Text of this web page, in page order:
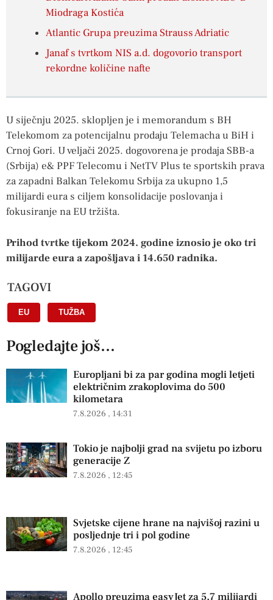
Miodraga Kostića
Atlantic Grupa preuzima Strauss Adriatic
Janaf s tvrtkom NIS a.d. dogovorio transport
rekordne količine nafte
U siječnju 2025. sklopljen je i memorandum s BH
Telekomom za potencijalnu prodaju Telemacha u BiH i
Crnoj Gori. U veljači 2025. dogovorena je prodaja SBB-a
(Srbija) e& PPF Telecomu i NetTV Plus te sportskih prava
za zapadni Balkan Telekomu Srbija za ukupno 1,5
milijardi eura s ciljem konsolidacije poslovanja i
fokusiranje na EU tržišta.
Prihod tvrtke tijekom 2024. godine iznosio je oko tri
milijarde eura a zapošljava i 14.650 radnika.
TAGOVI
EU TUŽBA
Pogledajte još...
Europljani bi za par godina mogli letjeti
električnim zrakoplovima do 500
kilometara
7.8.2026 14:31
Tokio je najbolji grad na svijetu po izboru
generacije Z
7.8.2026 12:45
Svjetske cijene hrane na najvišoj razini u
posljednje tri i pol godine
7.8.2026 12:45
Apollo preuzima easyJet za 5,7 milijardi